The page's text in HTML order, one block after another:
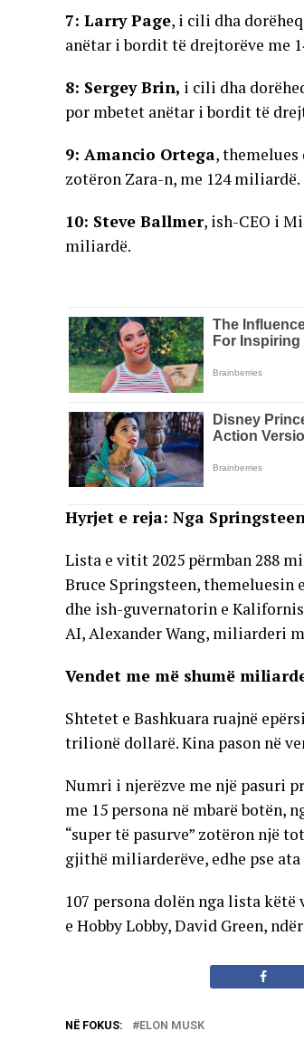
7: Larry Page, i cili dha
anëtar i bordit të drejtorëve me
8: Sergey Brin, i cili dha
por mbetet anëtar i bordit të
9: Amancio Ortega,
zotëron Zara-n, me 124 miliardë.
10: Steve Ballmer, ish-CEO i
miliardë.
Hyrjet e reja: Nga
Lista e vitit 2025 përmban 288
Bruce Springsteen, themeluesin
dhe ish-guvernatorin e
AI, Alexander Wang, miliarderi
Vendet me më shumë
Shtetet e Bashkuara ruajnë
trilionë dollarë. Kina pason në
Numri i njerëzve me një pasuri
me 15 persona në mbarë botën,
“super të pasurve” zotëron një
gjithë miliarderëve, edhe pse
107 persona dolën nga lista
e Hobby Lobby, David Green,
NË FOKUS: ELON MUSK